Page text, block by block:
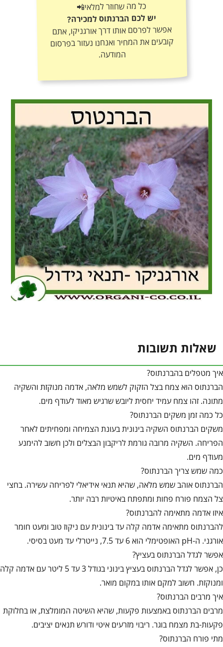
כל מה שחוזר למלאי📲
יש לכם הברנתוס למכירה?
אפשר לפרסם אותו דרך אורגניקו, אתם
קובעים את המחיר ואנחנו נעזור בפרסום
המודעה.
שאלות תשובות
איך מטפלים בהברנתוס?
הברנתוס הוא צמח בצל הזקוק לשמש מלאה, אדמה מנוקזת והשקיה
מתונה. זהו צמח עמיד יחסית ליובש שרגיש מאוד לעודף מים.
כל כמה זמן משקים הברנתוס?
משקים הברנתוס השקיה בינונית בעונת הצמיחה ומפחיתים לאחר
הפריחה. השקיה מרובה גורמת לריקבון הבצלים ולכן חשוב להימנע
מעודף מים.
כמה שמש צריך הברנתוס?
הברנתוס אוהב שמש מלאה, שהיא תנאי אידיאלי לפריחה עשירה. בחצי
צל הצמח פורח פחות ומתפתח באיטיות רבה יותר.
איזו אדמה מתאימה להברנתוס?
להברנתוס מתאימה אדמה קלה עד בינונית עם ניקוז טוב ומעט חומר
אורגני. ה-pH האופטימלי הוא 6 עד 7.5, נייטרלי עד מעט בסיסי.
אפשר לגדל הברנתוס בעציץ?
כן, אפשר לגדל הברנתוס בעציץ בינוני בגודל 3 עד 5 ליטר עם אדמה קלה
ומנוקזת. חשוב למקם אותו במקום מואר.
איך מרבים הברנתוס?
מרבים הברנתוס באמצעות פקעות, שהיא השיטה המומלצת, או בחלוקת
פקעות-בת מצמח בוגר. ריבוי מזרעים איטי ודורש תנאים יציבים.
מתי פורח הברנתוס?